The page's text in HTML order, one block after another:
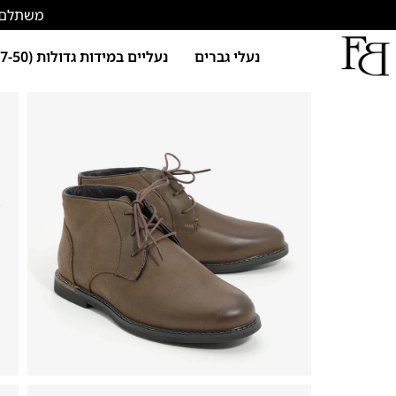
משתלם
נעלי גברים נעליים במידות גדולות (47-50)